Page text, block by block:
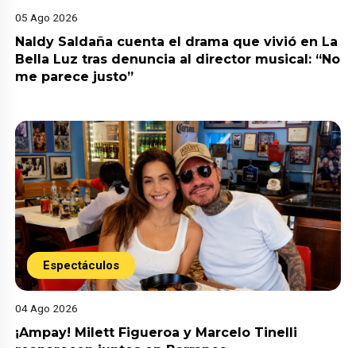
05 Ago 2026
Naldy Saldaña cuenta el drama que vivió en La
Bella Luz tras denuncia al director musical: “No
me parece justo”
Espectáculos
04 Ago 2026
¡Ampay! Milett Figueroa y Marcelo Tinelli